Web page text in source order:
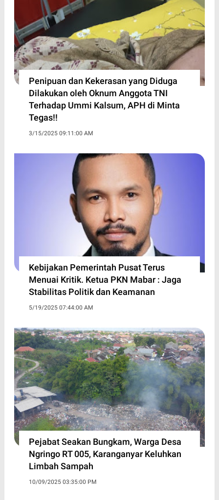
Penipuan dan Kekerasan yang Diduga
Dilakukan oleh Oknum Anggota TNI
Terhadap Ummi Kalsum, APH di Minta
Tegas!!
3/15/2025 09:11:00 AM
Kebijakan Pemerintah Pusat Terus
Menuai Kritik. Ketua PKN Mabar : Jaga
Stabilitas Politik dan Keamanan
5/19/2025 07:44:00 AM
Pejabat Seakan Bungkam, Warga Desa
Ngringo RT 005, Karanganyar Keluhkan
Limbah Sampah
10/09/2025 03:35:00 PM